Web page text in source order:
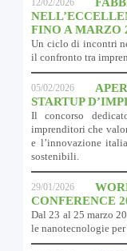
12/02/2026
FINO A MARZO
Un ciclo di incontri
il confronto tra
05/02/2026
STARTUP
Il concorso
imprenditori che
e l’innovazione
sostenibili.
29/01/2026
CONFERENCE
Dal 23 al 25 marzo
le nanotecnologie